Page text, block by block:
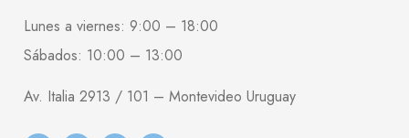
Lunes a viernes: 9:00 – 18:00
Sábados: 10:00 – 13:00
Av. Italia 2913 / 101 – Montevideo Uruguay